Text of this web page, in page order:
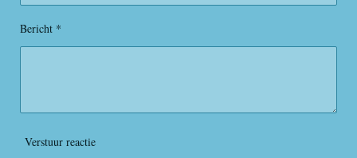
r
e
n
Bericht *
Verstuur reactie